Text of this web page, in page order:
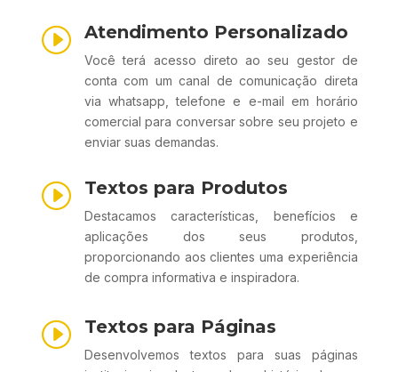
I Atendimento Personalizado
Você terá acesso direto ao seu gestor de
conta com um canal de comunicação direta
via whatsapp, telefone e e-mail em horário
comercial para conversar sobre seu projeto e
enviar suas demandas.
I Textos para Produtos
Destacamos características, benefícios e
aplicações dos seus produtos,
proporcionando aos clientes uma experiência
de compra informativa e inspiradora.
I Textos para Páginas
Desenvolvemos textos para suas páginas